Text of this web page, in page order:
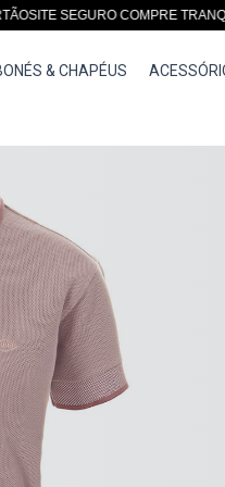
SEGURO COMPRE TRANQUILO
& CHAPÉUS